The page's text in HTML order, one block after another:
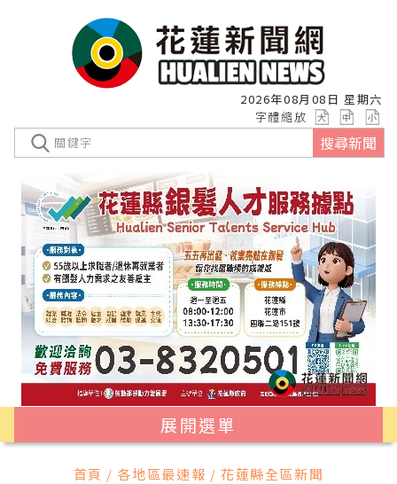
2026年08月08日 星期六
字體縮放
搜尋新聞
展開選單
首頁 / 各地區最速報 / 花蓮縣全區新聞